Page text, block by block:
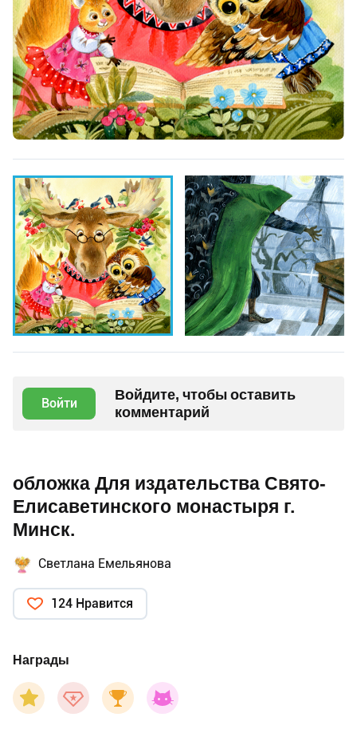
Войти
Войдите, чтобы оставить
комментарий
обложка Для издательства Свято-
Елисаветинского монастыря г.
Минск.
Светлана Емельянова
124 Нравится
Награды